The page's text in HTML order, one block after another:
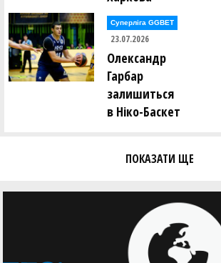
Суперліга GGBET
23.07.2026
Олександр
Гарбар
залишиться
в Ніко-Баскет
ПОКАЗАТИ ЩЕ